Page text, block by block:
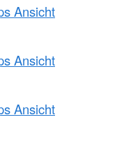
Ansicht
Ansicht
Ansicht